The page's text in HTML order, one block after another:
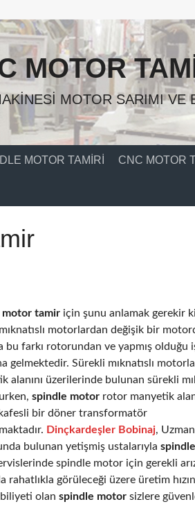
MOTOR
MOTOR SARIMI VE
MOTOR TAMIRI CNC MOTOR
motor tamir için şunu anlamak gerekir
motorlardan değişik bir
bu farkı rotorundan ve yapmış olduğu
gelmektedir. Sürekli mıknatıslı
alanını üzerilerinde bulunan sürekli
spindle motor rotor manyetik
bir döner transformatör
Dinçkardeşler Bobinaj, Uzman
bulunan yetişmiş ustalarıyla
spindle motor için gerekli
görüleceği üzere üretim
olan spindle motor sizlere